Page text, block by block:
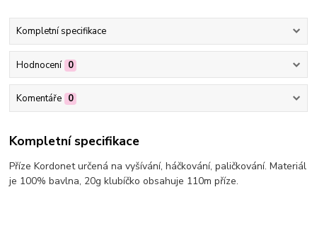
Kompletní specifikace
Hodnocení 0
Komentáře 0
Kompletní specifikace
Příze Kordonet určená na vyšívání, háčkování, paličkování. Materiál
je 100% bavlna, 20g klubíčko obsahuje 110m příze.